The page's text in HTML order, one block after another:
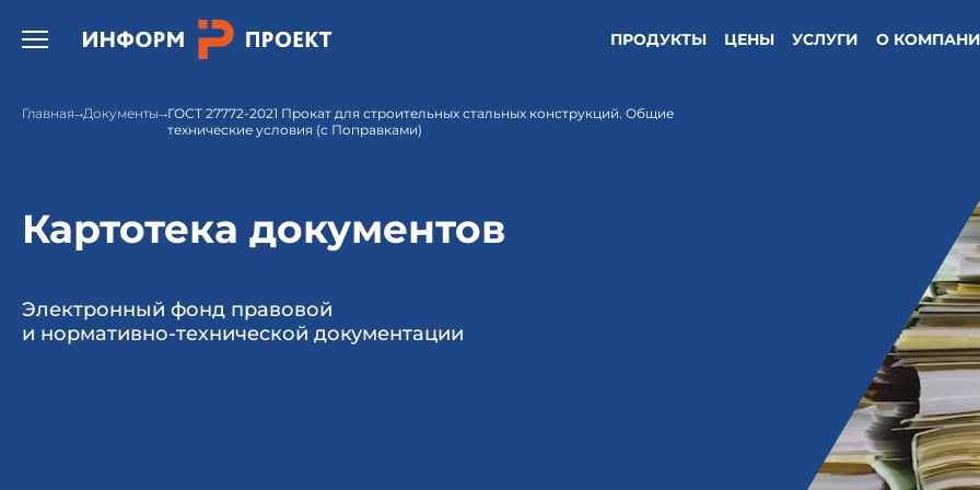
Открыть бургер меню. ПРОДУКТЫ ЦЕНЫ УСЛУГИ О
Главная Документы ГОСТ 27772-2021 Прокат для строительных стальных конструкций. Общие
технические условия (с Поправками)
Картотека документов
Электронный фонд правовой
и нормативно-технической документации